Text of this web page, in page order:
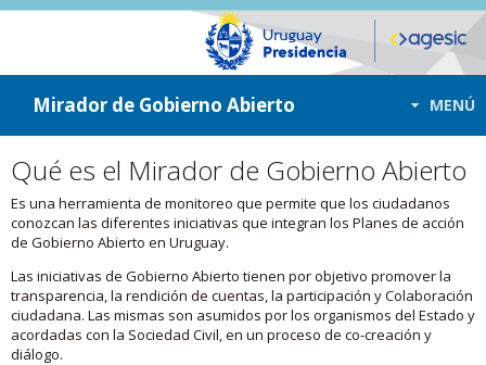
ir a contenido
ir al menú
Mirador de Gobierno Abierto MENÚ
Qué es el Mirador de Gobierno Abierto
Es una herramienta de monitoreo que permite que los ciudadanos
conozcan las diferentes iniciativas que integran los Planes de acción
de Gobierno Abierto en Uruguay.
Las iniciativas de Gobierno Abierto tienen por objetivo promover la
transparencia, la rendición de cuentas, la participación y Colaboración
ciudadana. Las mismas son asumidos por los organismos del Estado y
acordadas con la Sociedad Civil, en un proceso de co-creación y
diálogo.